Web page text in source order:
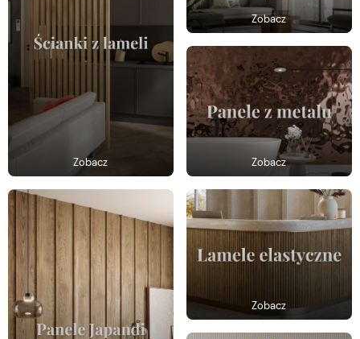
Zobacz
Zobacz
Zobacz
Zobacz